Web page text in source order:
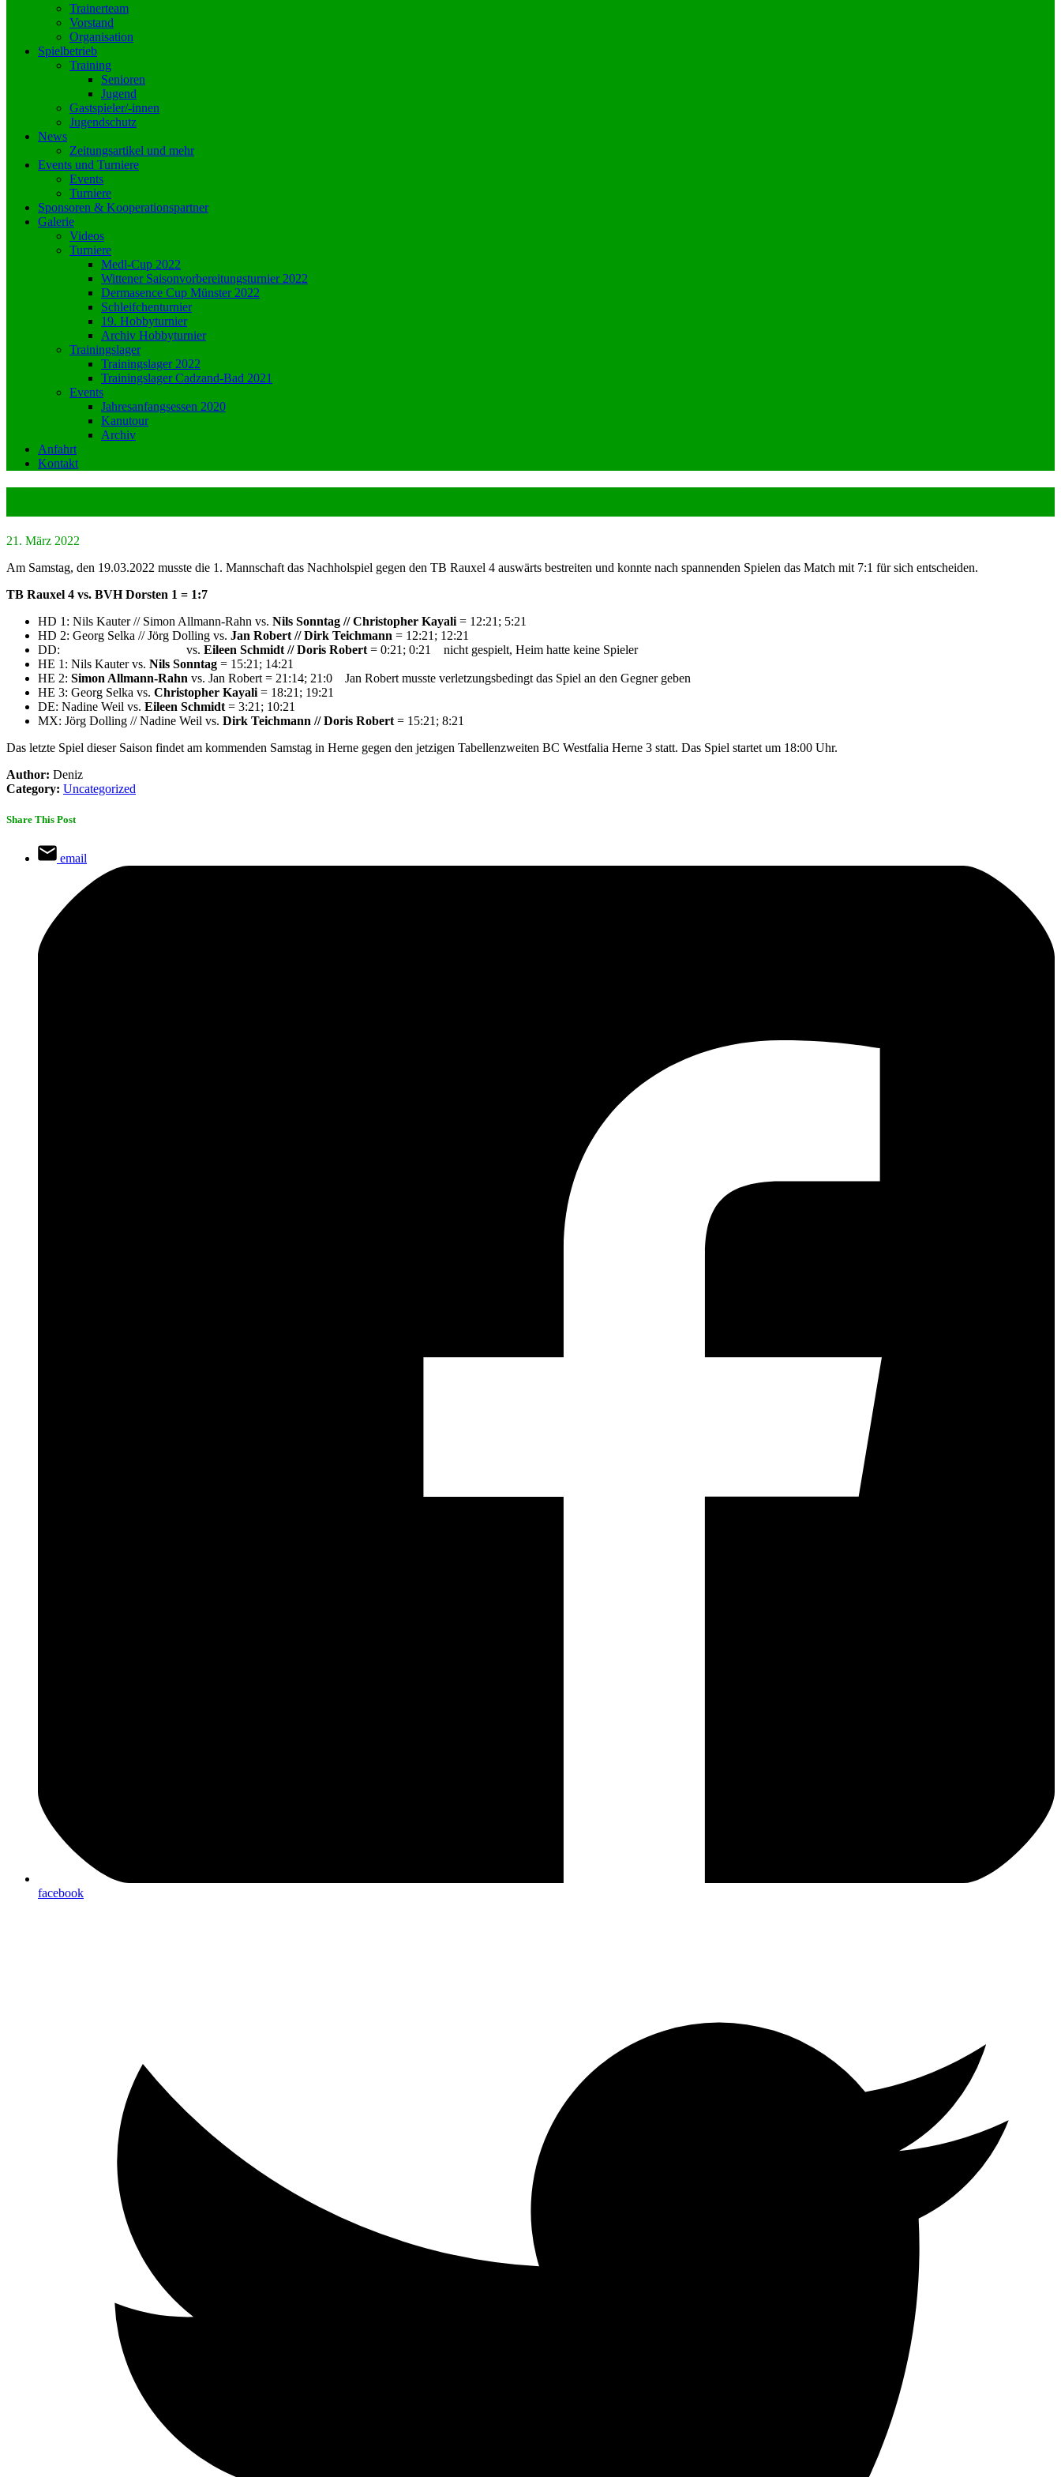
Trainerteam
Vorstand
Organisation
Spielbetrieb
Training
Senioren
Jugend
Gastspieler/-innen
Jugendschutz
News
Zeitungsartikel und mehr
Events und Turniere
Events
Turniere
Sponsoren & Kooperationspartner
Galerie
Videos
Turniere
Medl-Cup 2022
Wittener Saisonvorbereitungsturnier 2022
Dermasence Cup Münster 2022
Schleifchenturnier
19. Hobbyturnier
Archiv Hobbyturnier
Trainingslager
Trainingslager 2022
Trainingslager Cadzand-Bad 2021
Events
Jahresanfangsessen 2020
Kanutour
Archiv
Anfahrt
Kontakt
21. März 2022
Am Samstag, den 19.03.2022 musste die 1. Mannschaft das Nachholspiel gegen den TB Rauxel 4 auswärts bestreiten und konnte nach spannenden Spielen das Match mit 7:1 für sich entscheiden.
TB Rauxel 4 vs. BVH Dorsten 1 = 1:7
HD 1: Nils Kauter // Simon Allmann-Rahn vs. Nils Sonntag // Christopher Kayali = 12:21; 5:21
HD 2: Georg Selka // Jörg Dolling vs. Jan Robert // Dirk Teichmann = 12:21; 12:21
DD: vs. Eileen Schmidt // Doris Robert = 0:21; 0:21 nicht gespielt, Heim hatte keine Spieler
HE 1: Nils Kauter vs. Nils Sonntag = 15:21; 14:21
HE 2: Simon Allmann-Rahn vs. Jan Robert = 21:14; 21:0 Jan Robert musste verletzungsbedingt das Spiel an den Gegner geben
HE 3: Georg Selka vs. Christopher Kayali = 18:21; 19:21
DE: Nadine Weil vs. Eileen Schmidt = 3:21; 10:21
MX: Jörg Dolling // Nadine Weil vs. Dirk Teichmann // Doris Robert = 15:21; 8:21
Das letzte Spiel dieser Saison findet am kommenden Samstag in Herne gegen den jetzigen Tabellenzweiten BC Westfalia Herne 3 statt. Das Spiel startet um 18:00 Uhr.
Author: Deniz
Category: Uncategorized
Share This Post
email
facebook